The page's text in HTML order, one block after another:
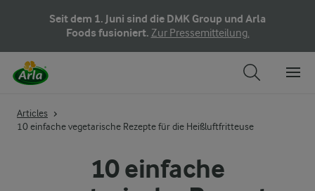
Seit dem 1. Juni sind die DMK Group und Arla
Foods fusioniert. Zur Pressemitteilung.
Articles
10 einfache vegetarische Rezepte für die Heißluftfritteuse
10 einfache